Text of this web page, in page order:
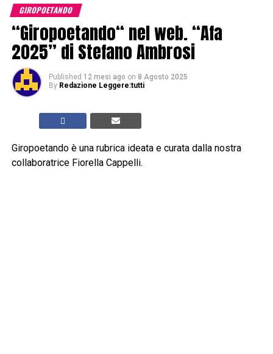
GIROPOETANDO
“Giropoetando“ nel web. “Afa
2025” di Stefano Ambrosi
Published 12 mesi ago on 8 Agosto 2025
By Redazione Leggere:tutti
Giropoetando è una rubrica ideata e curata dalla nostra
collaboratrice Fiorella Cappelli.